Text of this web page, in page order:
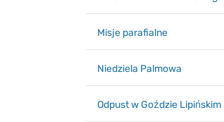
Misje parafialne
Niedziela Palmowa
Odpust w Goździe Lipińskim